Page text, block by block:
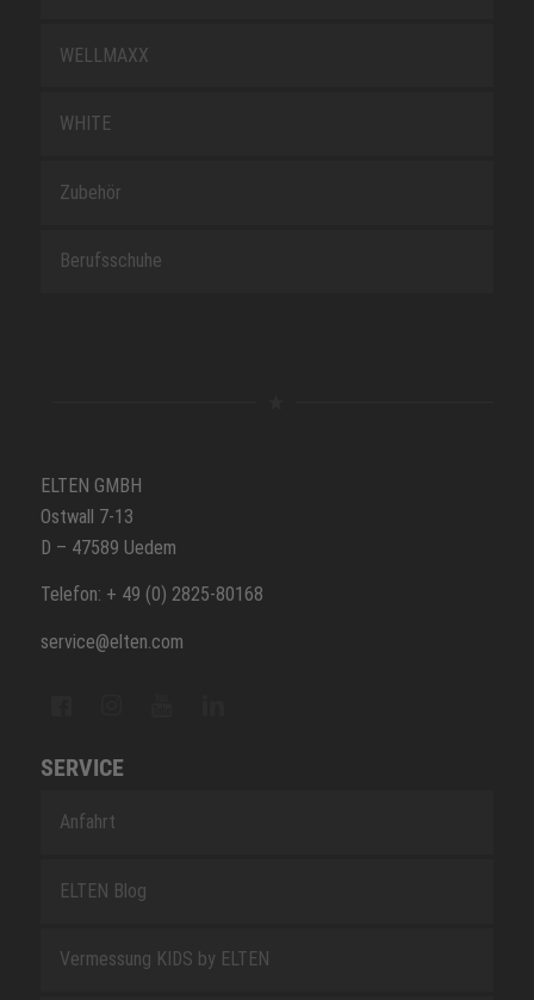
WELLMAXX
WHITE
Zubehör
Berufsschuhe
ELTEN GMBH
Ostwall 7-13
D – 47589 Uedem
Telefon: + 49 (0) 2825-80168
service@elten.com
SERVICE
Anfahrt
ELTEN Blog
Vermessung KIDS by ELTEN